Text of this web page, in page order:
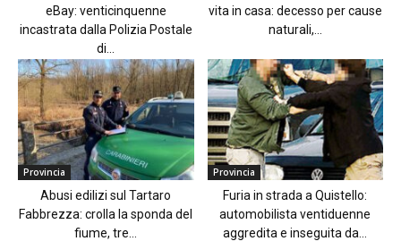
eBay: venticinquenne
incastrata dalla Polizia Postale
di...
vita in casa: decesso per cause
naturali,...
Provincia
Abusi edilizi sul Tartaro
Fabbrezza: crolla la sponda del
fiume, tre...
Provincia
Furia in strada a Quistello:
automobilista ventiduenne
aggredita e inseguita da...